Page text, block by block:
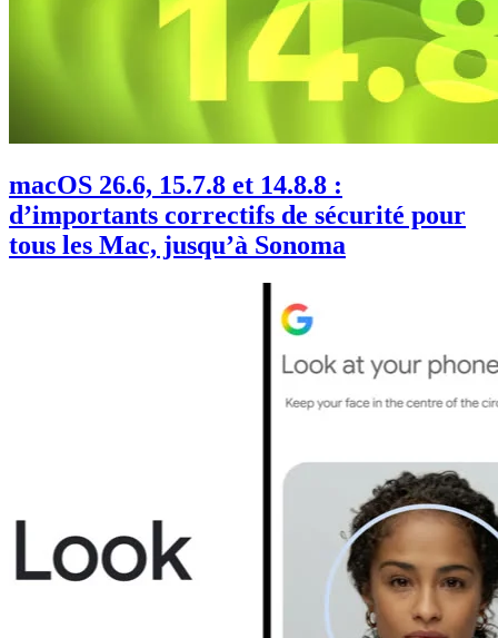
macOS 26.6, 15.7.8 et 14.8.8 :
d’importants correctifs de sécurité pour
tous les Mac, jusqu’à Sonoma